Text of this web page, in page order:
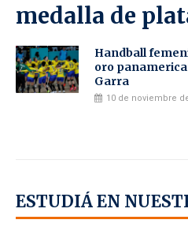
medalla de
Handball
oro
Garra
10 de noviembre
ESTUDIÁ EN